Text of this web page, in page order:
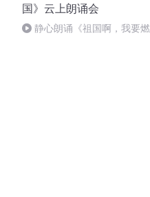
国》云上朗诵会
静心朗诵《祖国啊，我要燃